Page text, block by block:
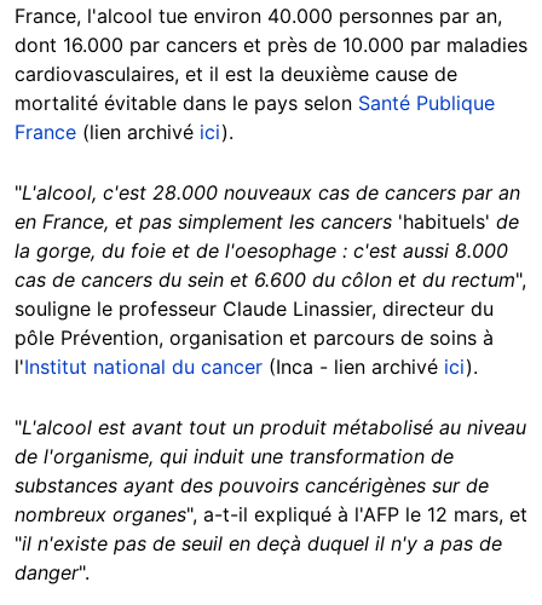
France, l'alcool tue environ 40.000 personnes par an,
dont 16.000 par cancers et près de 10.000 par maladies
cardiovasculaires, et il est la deuxième cause de
mortalité évitable dans le pays selon Santé Publique
France (lien archivé ici).
"L'alcool, c'est 28.000 nouveaux cas de cancers par an
en France, et pas simplement les cancers 'habituels' de
la gorge, du foie et de l'oesophage : c'est aussi 8.000
cas de cancers du sein et 6.600 du côlon et du rectum",
souligne le professeur Claude Linassier, directeur du
pôle Prévention, organisation et parcours de soins à
l'Institut national du cancer (Inca - lien archivé ici).
"L'alcool est avant tout un produit métabolisé au niveau
de l'organisme, qui induit une transformation de
substances ayant des pouvoirs cancérigènes sur de
nombreux organes", a-t-il expliqué à l'AFP le 12 mars, et
"il n'existe pas de seuil en deçà duquel il n'y a pas de
danger".